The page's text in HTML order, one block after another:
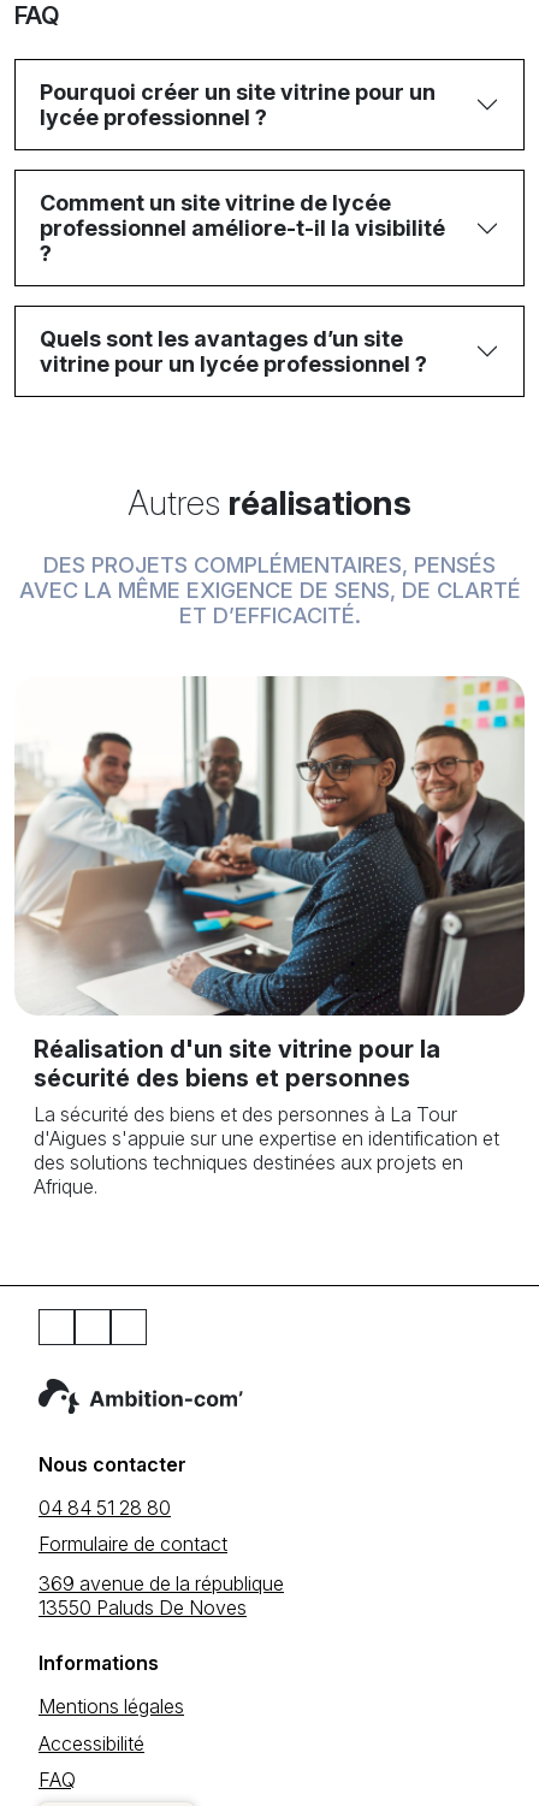
FAQ
Pourquoi créer un site vitrine pour un
lycée professionnel ?
Comment un site vitrine de lycée
professionnel améliore-t-il la visibilité
?
Quels sont les avantages d’un site
vitrine pour un lycée professionnel ?
Autres réalisations
DES PROJETS COMPLÉMENTAIRES, PENSÉS
AVEC LA MÊME EXIGENCE DE SENS, DE CLARTÉ
ET D’EFFICACITÉ.
Réalisation d'un site vitrine pour la
sécurité des biens et personnes
La sécurité des biens et des personnes à La Tour
d'Aigues s'appuie sur une expertise en identification et
des solutions techniques destinées aux projets en
Afrique.
Nous contacter
04 84 51 28 80
Formulaire de contact
369 avenue de la république
13550 Paluds De Noves
Informations
Mentions légales
Accessibilité
FAQ